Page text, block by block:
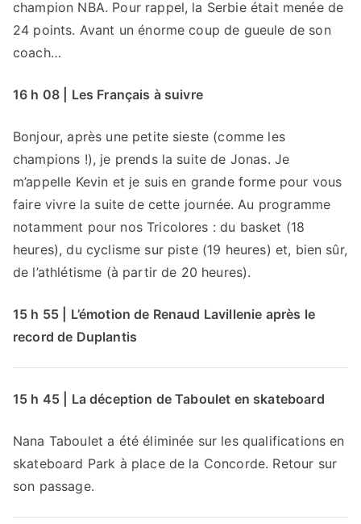
champion NBA. Pour rappel, la Serbie était menée de
24 points. Avant un énorme coup de gueule de son
coach…
16 h 08 | Les Français à suivre
Bonjour, après une petite sieste (comme les
champions !), je prends la suite de Jonas. Je
m’appelle Kevin et je suis en grande forme pour vous
faire vivre la suite de cette journée. Au programme
notamment pour nos Tricolores : du basket (18
heures), du cyclisme sur piste (19 heures) et, bien sûr,
de l’athlétisme (à partir de 20 heures).
15 h 55 | L’émotion de Renaud Lavillenie après le
record de Duplantis
15 h 45 | La déception de Taboulet en skateboard
Nana Taboulet a été éliminée sur les qualifications en
skateboard Park à place de la Concorde. Retour sur
son passage.